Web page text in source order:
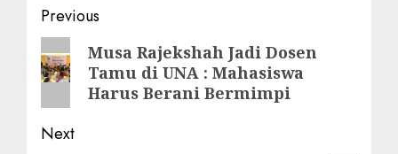
Post
navigation
Previous
Previous
post:
Musa Rajekshah Jadi Dosen
Tamu di UNA : Mahasiswa
Harus Berani Bermimpi
Next